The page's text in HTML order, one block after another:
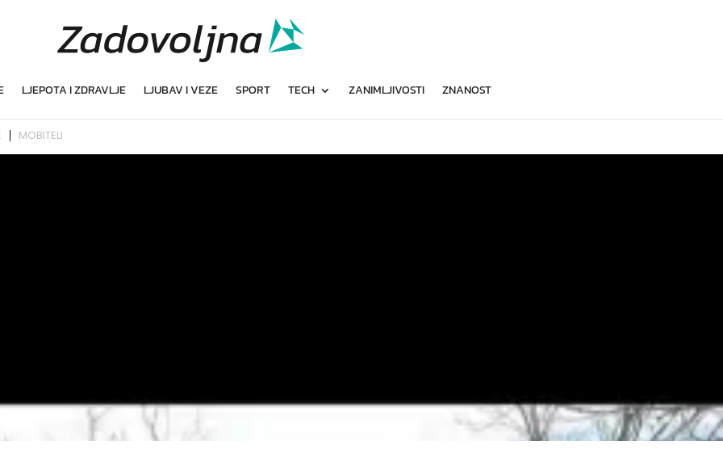
LJEPOTA I ZDRAVLJE LJUBAV I VEZE SPORT TECH ZANIMLJIVOSTI ZNANOST